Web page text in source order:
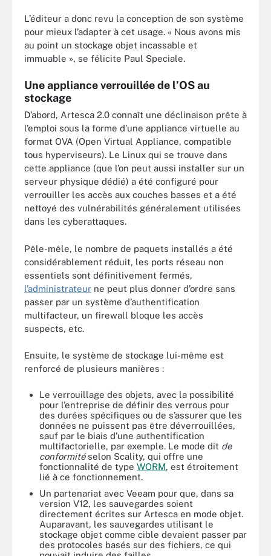
L’éditeur a donc revu la conception de son système
pour mieux l’adapter à cet usage. « Nous avons mis
au point un stockage objet incassable et
immuable », se félicite Paul Speciale.
Une appliance verrouillée de l’OS au
stockage
D’abord, Artesca 2.0 connaît une déclinaison prête à
l’emploi sous la forme d’une appliance virtuelle au
format OVA (Open Virtual Appliance, compatible
tous hyperviseurs). Le Linux qui se trouve dans
cette appliance (que l’on peut aussi installer sur un
serveur physique dédié) a été configuré pour
verrouiller les accès aux couches basses et a été
nettoyé des vulnérabilités généralement utilisées
dans les cyberattaques.
Pêle-mêle, le nombre de paquets installés a été
considérablement réduit, les ports réseau non
essentiels sont définitivement fermés,
l’administrateur ne peut plus donner d’ordre sans
passer par un système d’authentification
multifacteur, un firewall bloque les accès
suspects, etc.
Ensuite, le système de stockage lui-même est
renforcé de plusieurs manières :
Le verrouillage des objets, avec la possibilité
pour l’entreprise de définir des verrous pour
des durées spécifiques ou de s’assurer que les
données ne puissent pas être déverrouillées,
sauf par le biais d’une authentification
multifactorielle, par exemple. Le mode dit de
conformitéselon Scality, qui offre une
fonctionnalité de type WORM, est étroitement
lié à ce fonctionnement.
Un partenariat avec Veeam pour que, dans sa
version V12, les sauvegardes soient
directement écrites sur Artesca en mode objet.
Auparavant, les sauvegardes utilisant le
stockage objet comme cible devaient passer par
des protocoles basés sur des fichiers, ce qui